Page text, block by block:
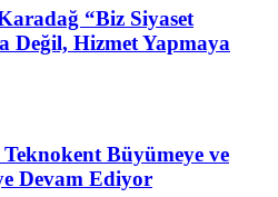
“Biz Siyaset
Değil, Hizmet Yapmaya
Büyümeye ve
Devam Ediyor